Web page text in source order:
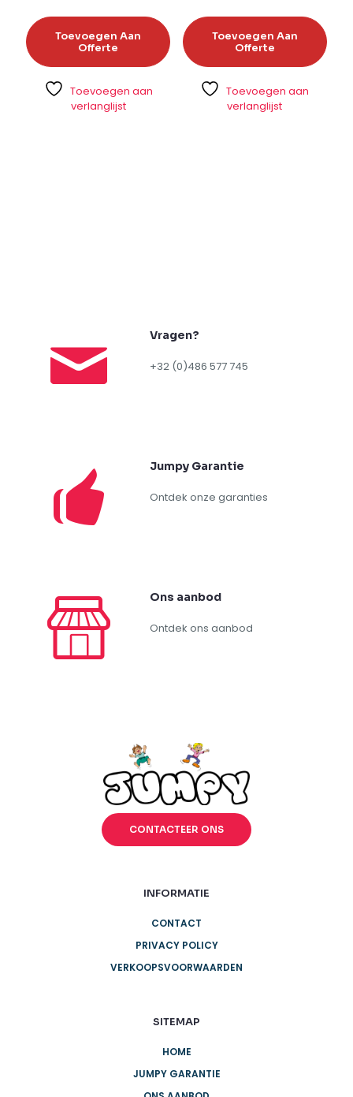
Toevoegen Aan
Offerte
Toevoegen aan
verlanglijst
Toevoegen Aan
Offerte
Toevoegen aan
verlanglijst
Vragen?
+32 (0)486 577 745
Jumpy Garantie
Ontdek onze garanties
Ons aanbod
Ontdek ons aanbod
CONTACTEER ONS
INFORMATIE
CONTACT
PRIVACY POLICY
VERKOOPSVOORWAARDEN
SITEMAP
HOME
JUMPY GARANTIE